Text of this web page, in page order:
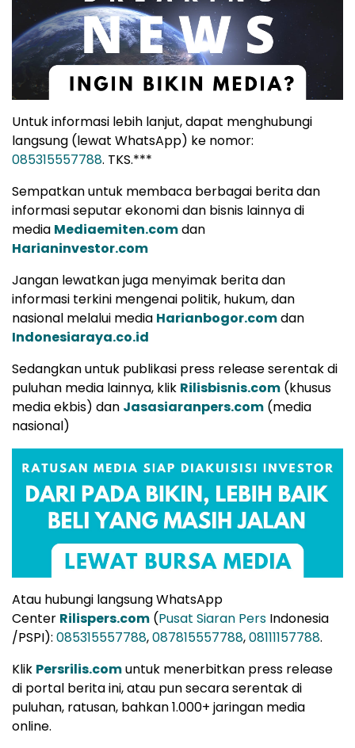
Untuk informasi lebih lanjut, dapat menghubungi
langsung (lewat WhatsApp) ke nomor:
085315557788. TKS.***
Sempatkan untuk membaca berbagai berita dan
informasi seputar ekonomi dan bisnis lainnya di
media Mediaemiten.comdan
Harianinvestor.com
Jangan lewatkan juga menyimak berita dan
informasi terkini mengenai politik, hukum, dan
nasional melalui media Harianbogor.comdan
Indonesiaraya.co.id
Sedangkan untuk publikasi press release serentak di
puluhan media lainnya, klik Rilisbisnis.com (khusus
media ekbis) dan Jasasiaranpers.com (media
nasional)
Atau hubungi langsung WhatsApp
Center Rilispers.com (Pusat Siaran Pers Indonesia
/PSPI): 085315557788,087815557788,08111157788.
Klik Persrilis.comuntuk menerbitkan press release
di portal berita ini, atau pun secara serentak di
puluhan, ratusan, bahkan 1.000+ jaringan media
online.